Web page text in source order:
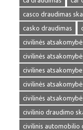
casco draudimas
casko draudimas
civilinės
civilinės
civilines
civilinės
civilinės
civilinio draudimo
civilinis automobilio